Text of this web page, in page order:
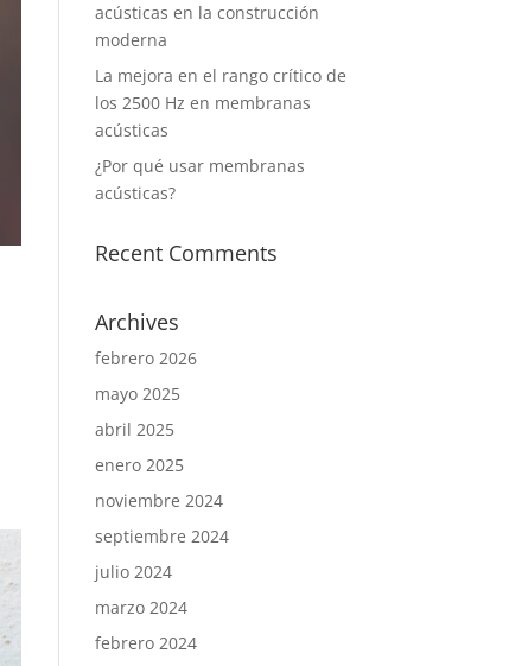
acústicas en la construcción
moderna
La mejora en el rango crítico de
los 2500 Hz en membranas
acústicas
¿Por qué usar membranas
acústicas?
Recent Comments
Archives
febrero 2026
mayo 2025
abril 2025
enero 2025
noviembre 2024
septiembre 2024
julio 2024
marzo 2024
febrero 2024